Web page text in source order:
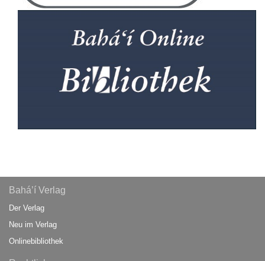
Bahá’í Verlag
Der Verlag
Neu im Verlag
Onlinebibliothek